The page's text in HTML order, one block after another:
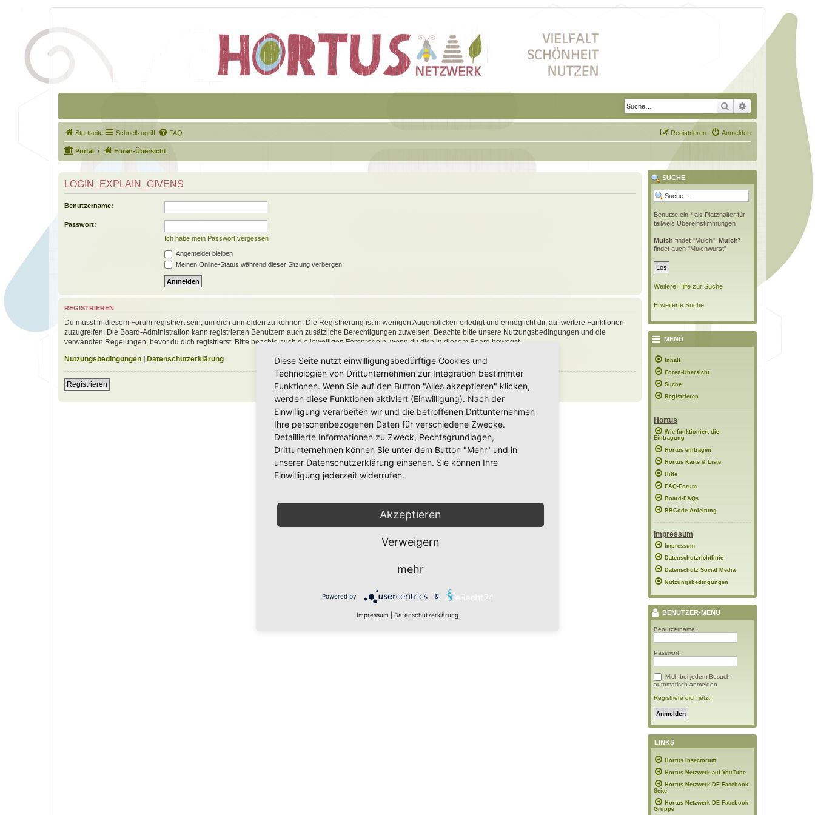
Suche Erweiterte Suche
Startseite Schnellzugriff FAQ Anmelden
Registrieren
Portal Foren-Übersicht
LOGIN_EXPLAIN_GIVENS
Benutzername:
Passwort:
Ich habe mein Passwort vergessen
Angemeldet bleiben
Meinen Online-Status während dieser Sitzung verbergen
REGISTRIEREN
Du musst in diesem Forum registriert sein, um dich anmelden zu können. Die Registrierung ist in wenigen Augenblicken erledigt und ermöglicht dir, auf weitere Funktionen
zuzugreifen. Die Board-Administration kann registrierten Benutzern auch zusätzliche Berechtigungen zuweisen. Beachte bitte unsere Nutzungsbedingungen und die
verwandten Regelungen, bevor du dich registrierst. Bitte beachte auch die jeweiligen Forenregeln, wenn du dich in diesem Board bewegst.
Nutzungsbedingungen | Datenschutzerklärung
Registrieren
SUCHE
Benutze ein * als Platzhalter für
teilweis Übereinstimmungen
Mulch findet "Mulch", Mulch*
findet auch "Mulchwurst"
Weitere Hilfe zur Suche
Erweiterte Suche
MENÜ
Inhalt
Foren-Übersicht
Suche
Registrieren
Hortus
Wie funktioniert die
Eintragung
Hortus eintragen
Hortus Karte & Liste
Hilfe
FAQ-Forum
Board-FAQs
BBCode-Anleitung
Impressum
Impressum
Datenschutzrichtlinie
Datenschutz Social Media
Nutzungsbedingungen
BENUTZER-MENÜ
Benutzername:
Passwort:
Mich bei jedem Besuch
automatisch anmelden
Registriere dich jetzt!
LINKS
Hortus Insectorum
Hortus Netzwerk auf YouTube
Hortus Netzwerk DE Facebook
Seite
Hortus Netzwerk DE Facebook
Gruppe
Diese Seite nutzt einwilligungsbedürftige Cookies und
Technologien von Drittunternehmen zur Integration bestimmter
Funktionen. Wenn Sie auf den Button "Alles akzeptieren" klicken,
werden diese Funktionen aktiviert (Einwilligung). Nach der
Einwilligung verarbeiten wir und die betroffenen Drittunternehmen
Ihre personenbezogenen Daten für verschiedene Zwecke.
Detaillierte Informationen zu Zweck, Rechtsgrundlagen,
Drittunternehmen können Sie unter dem Button "Mehr" und in
unserer Datenschutzerklärung einsehen. Sie können Ihre
Einwilligung jederzeit widerrufen.
Akzeptieren
Verweigern
mehr
Powered by &
Impressum Datenschutzerklärung